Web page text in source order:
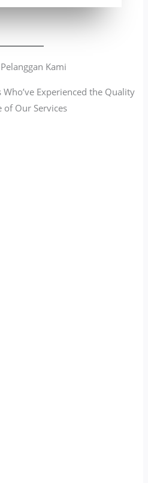
Kami
Experienced the Quality
of Our Services